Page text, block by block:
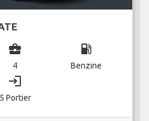
business_center
4
local_gas_station
Benzine
login
5 Portier